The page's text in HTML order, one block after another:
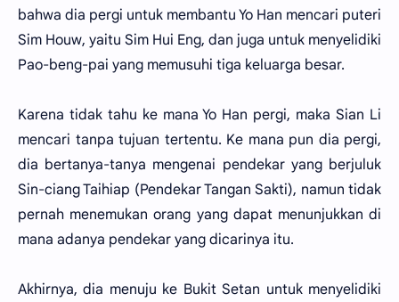
bahwa dia pergi untuk membantu Yo Han mencari puteri
Sim Houw, yaitu Sim Hui Eng, dan juga untuk menyelidiki
Pao-beng-pai yang memusuhi tiga keluarga besar.
Karena tidak tahu ke mana Yo Han pergi, maka Sian Li
mencari tanpa tujuan tertentu. Ke mana pun dia pergi,
dia bertanya-tanya mengenai pendekar yang berjuluk
Sin-ciang Taihiap (Pendekar Tangan Sakti), namun tidak
pernah menemukan orang yang dapat menunjukkan di
mana adanya pendekar yang dicarinya itu.
Akhirnya, dia menuju ke Bukit Setan untuk menyelidiki